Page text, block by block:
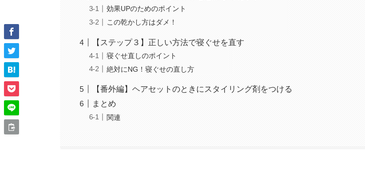
効果UPのためのポイント
この乾かし方はダメ！
【ステップ３】正しい方法で寝ぐせを直す
寝ぐせ直しのポイント
絶対にNG！寝ぐせの直し方
【番外編】ヘアセットのときにスタイリング剤をつける
まとめ
関連